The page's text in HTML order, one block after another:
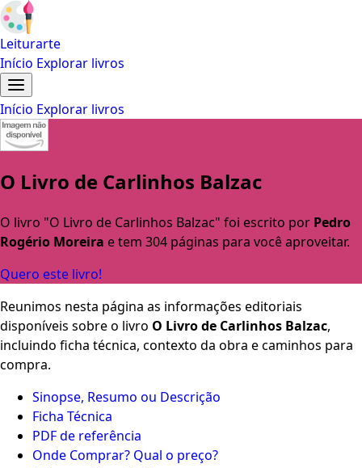
Leiturarte
Início Explorar livros
Início Explorar livros
O Livro de Carlinhos Balzac
O livro "O Livro de Carlinhos Balzac" foi escrito por Pedro
Rogério Moreira e tem 304 páginas para você aproveitar.
Quero este livro!
Reunimos nesta página as informações editoriais
disponíveis sobre o livro O Livro de Carlinhos Balzac,
incluindo ficha técnica, contexto da obra e caminhos para
compra.
Sinopse, Resumo ou Descrição
Ficha Técnica
PDF de referência
Onde Comprar? Qual o preço?